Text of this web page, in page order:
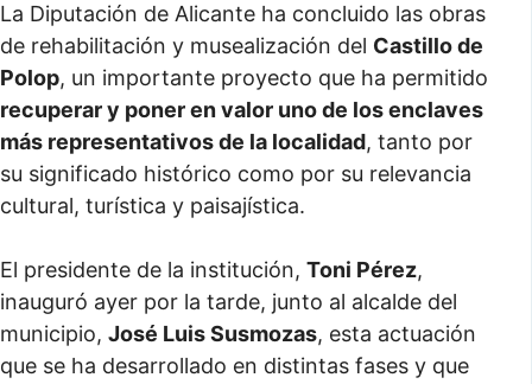
La Diputación de Alicante ha concluido las obras
de rehabilitación y musealización del Castillo de
Polop, un importante proyecto que ha permitido
recuperar y poner en valor uno de los enclaves
más representativos de la localidad, tanto por
su significado histórico como por su relevancia
cultural, turística y paisajística.
El presidente de la institución, Toni Pérez,
inauguró ayer por la tarde, junto al alcalde del
municipio, José Luis Susmozas, esta actuación
que se ha desarrollado en distintas fases y que